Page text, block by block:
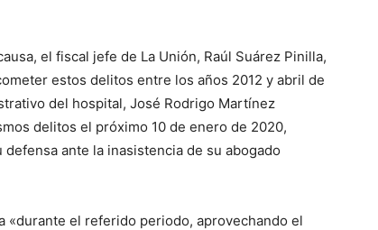
el fiscal jefe de La Unión, Raúl Suárez Pinilla,
estos delitos entre los años 2012 y abril de
del hospital, José Rodrigo Martínez
delitos el próximo 10 de enero de 2020,
ante la inasistencia de su abogado
«durante el referido periodo, aprovechando el